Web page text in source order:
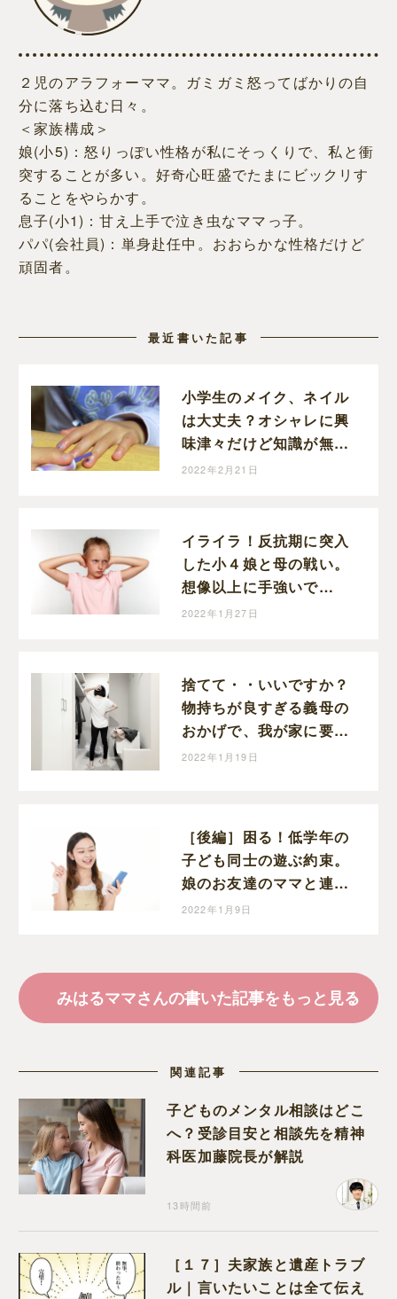
２児のアラフォーママ。ガミガミ怒ってばかりの自
分に落ち込む日々。
＜家族構成＞
娘(小5)：怒りっぽい性格が私にそっくりで、私と衝
突することが多い。好奇心旺盛でたまにビックリす
ることをやらかす。
息子(小1)：甘え上手で泣き虫なママっ子。
パパ(会社員)：単身赴任中。おおらかな性格だけど
頑固者。
最近書いた記事
小学生のメイク、ネイル
は大丈夫？オシャレに興
味津々だけど知識が無い
小５娘が心配。
2022年2月21日
イライラ！反抗期に突入
した小４娘と母の戦い。
想像以上に手強いで
す・・・。冷静になるの
2022年1月27日
捨てて・・いいですか？
物持ちが良すぎる義母の
おかげで、我が家に要ら
ないモノが増えてい
2022年1月19日
［後編］困る！低学年の
子ども同士の遊ぶ約束。
娘のお友達のママと連絡
先の交換ができました！
2022年1月9日
みはるママさんの書いた記事をもっと見る
関連記事
子どものメンタル相談はどこ
へ？受診目安と相談先を精神
科医加藤院長が解説
13時間前
［１７］夫家族と遺産トラブ
ル｜言いたいことは全て伝え